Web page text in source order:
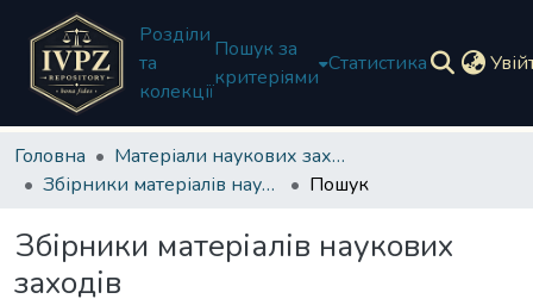
Розділи
та
колекції
Пошук за
критеріями
Статистика
Головна
Матеріали наукових заходів
Збірники матеріалів наукових заходів
Пошук
Збірники матеріалів наукових
заходів